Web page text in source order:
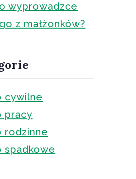
wyprowadzce
z małżonków?
cywilne
pracy
rodzinne
spadkowe